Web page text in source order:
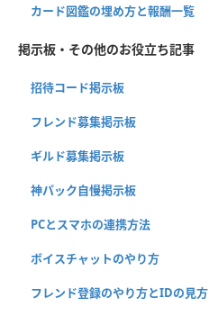
カード図鑑の埋め方と報酬一覧
掲示板・その他のお役立ち記事
招待コード掲示板
フレンド募集掲示板
ギルド募集掲示板
神パック自慢掲示板
PCとスマホの連携方法
ボイスチャットのやり方
フレンド登録のやり方とIDの見方